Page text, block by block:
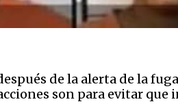
de la alerta de la
son para evitar